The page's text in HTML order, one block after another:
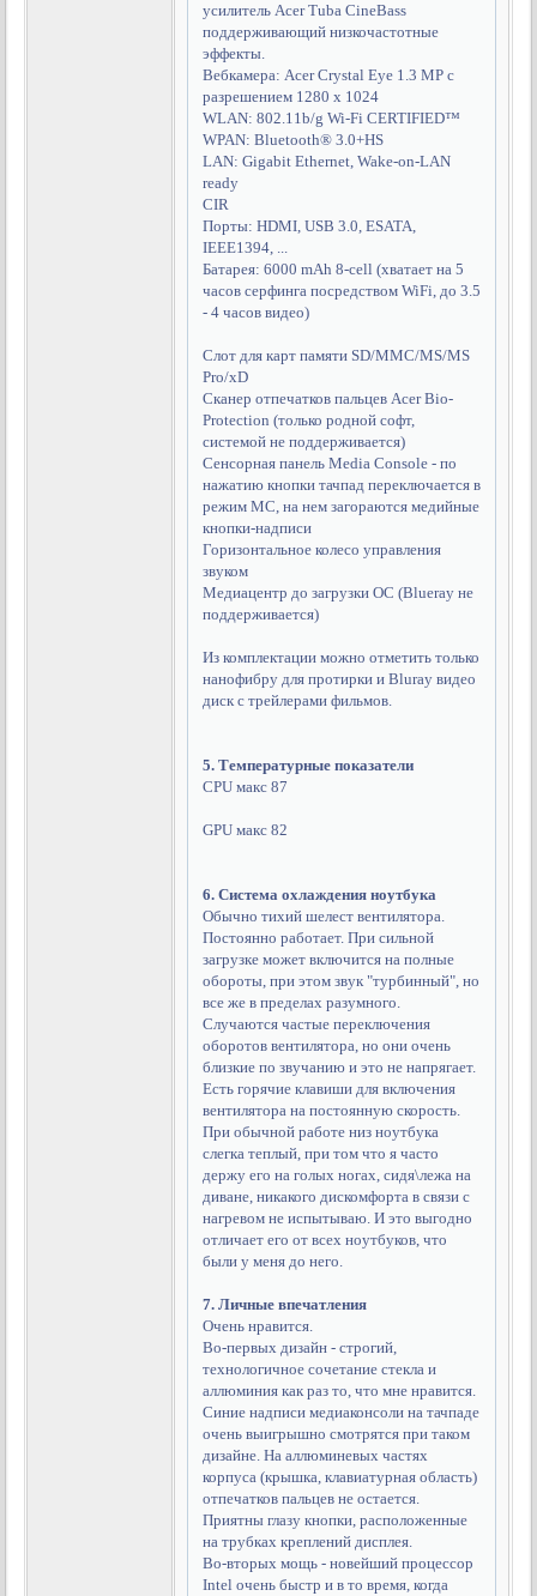
усилитель Acer Tuba CineBass
поддерживающий низкочастотные
эффекты.
Вебкамера: Acer Crystal Eye 1.3 MP с
разрешением 1280 x 1024
WLAN: 802.11b/g Wi-Fi CERTIFIED™
WPAN: Bluetooth® 3.0+HS
LAN: Gigabit Ethernet, Wake-on-LAN
ready
CIR
Порты: HDMI, USB 3.0, ESATA,
IEEE1394, ...
Батарея: 6000 mAh 8-cell (хватает на 5
часов серфинга посредством WiFi, до 3.5
- 4 часов видео)
Слот для карт памяти SD/MMC/MS/MS
Pro/xD
Сканер отпечатков пальцев Acer Bio-
Protection (только родной софт,
системой не поддерживается)
Сенсорная панель Media Console - по
нажатию кнопки тачпад переключается в
режим MС, на нем загораются медийные
кнопки-надписи
Горизонтальное колесо управления
звуком
Медиацентр до загрузки ОС (Blueray не
поддерживается)
Из комплектации можно отметить только
нанофибру для протирки и Bluray видео
диск с трейлерами фильмов.
5. Температурные показатели
CPU макс 87
GPU макс 82
6. Система охлаждения ноутбука
Обычно тихий шелест вентилятора.
Постоянно работает. При сильной
загрузке может включится на полные
обороты, при этом звук "турбинный", но
все же в пределах разумного.
Случаются частые переключения
оборотов вентилятора, но они очень
близкие по звучанию и это не напрягает.
Есть горячие клавиши для включения
вентилятора на постоянную скорость.
При обычной работе низ ноутбука
слегка теплый, при том что я часто
держу его на голых ногах, сидя\лежа на
диване, никакого дискомфорта в связи с
нагревом не испытываю. И это выгодно
отличает его от всех ноутбуков, что
были у меня до него.
7. Личные впечатления
Очень нравится.
Во-первых дизайн - строгий,
технологичное сочетание стекла и
аллюминия как раз то, что мне нравится.
Синие надписи медиаконсоли на тачпаде
очень выигрышно смотрятся при таком
дизайне. На аллюминевых частях
корпуса (крышка, клавиатурная область)
отпечатков пальцев не остается.
Приятны глазу кнопки, расположенные
на трубках креплений дисплея.
Во-вторых мощь - новейший процессор
Intel очень быстр и в то время, когда